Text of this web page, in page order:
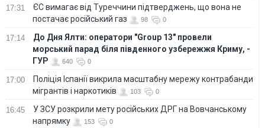
17:31
ЄС вимагає від Туреччини підтверджень, що вона не
постачає російський газ
98 0
17:14
До Дня Ялти: оператори "Group 13" провели
морський парад біля південного узбережжя Криму, -
ГУР
640 0
17:00
Поліція Іспанії викрила масштабну мережу контрабанди
мігрантів і наркотиків
103 0
16:45
У ЗСУ розкрили мету російських ДРГ на Вовчанському
напрямку
153 0